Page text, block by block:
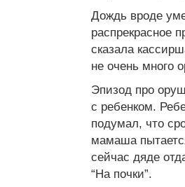
Дождь вроде
распрекрасное
сказала
не очень много
Эпизод про
с ребенком.
подумал, что
мамаша
сейчас дяде
“На почки”.